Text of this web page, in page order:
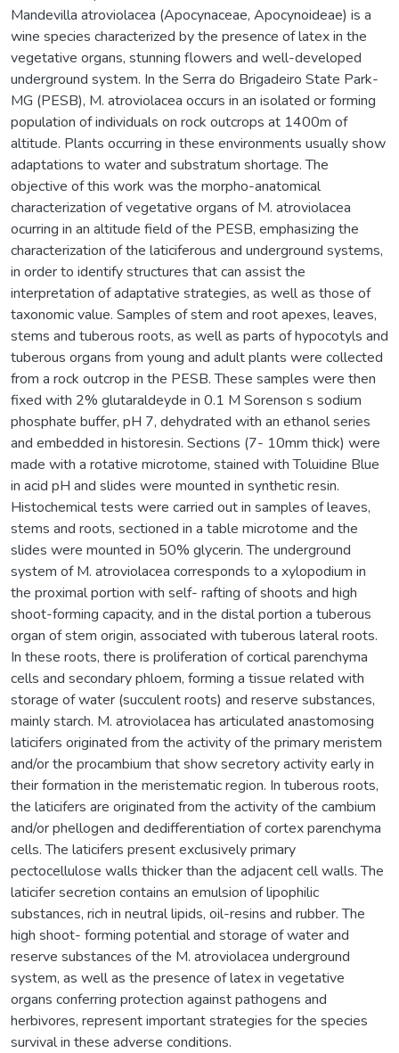
Mandevilla atroviolacea (Apocynaceae, Apocynoideae) is a
wine species characterized by the presence of latex in the
vegetative organs, stunning flowers and well-developed
underground system. In the Serra do Brigadeiro State Park-
MG (PESB), M. atroviolacea occurs in an isolated or forming
population of individuals on rock outcrops at 1400m of
altitude. Plants occurring in these environments usually show
adaptations to water and substratum shortage. The
objective of this work was the morpho-anatomical
characterization of vegetative organs of M. atroviolacea
ocurring in an altitude field of the PESB, emphasizing the
characterization of the laticiferous and underground systems,
in order to identify structures that can assist the
interpretation of adaptative strategies, as well as those of
taxonomic value. Samples of stem and root apexes, leaves,
stems and tuberous roots, as well as parts of hypocotyls and
tuberous organs from young and adult plants were collected
from a rock outcrop in the PESB. These samples were then
fixed with 2% glutaraldeyde in 0.1 M Sorenson s sodium
phosphate buffer, pH 7, dehydrated with an ethanol series
and embedded in historesin. Sections (7- 10mm thick) were
made with a rotative microtome, stained with Toluidine Blue
in acid pH and slides were mounted in synthetic resin.
Histochemical tests were carried out in samples of leaves,
stems and roots, sectioned in a table microtome and the
slides were mounted in 50% glycerin. The underground
system of M. atroviolacea corresponds to a xylopodium in
the proximal portion with self- rafting of shoots and high
shoot-forming capacity, and in the distal portion a tuberous
organ of stem origin, associated with tuberous lateral roots.
In these roots, there is proliferation of cortical parenchyma
cells and secondary phloem, forming a tissue related with
storage of water (succulent roots) and reserve substances,
mainly starch. M. atroviolacea has articulated anastomosing
laticifers originated from the activity of the primary meristem
and/or the procambium that show secretory activity early in
their formation in the meristematic region. In tuberous roots,
the laticifers are originated from the activity of the cambium
and/or phellogen and dedifferentiation of cortex parenchyma
cells. The laticifers present exclusively primary
pectocellulose walls thicker than the adjacent cell walls. The
laticifer secretion contains an emulsion of lipophilic
substances, rich in neutral lipids, oil-resins and rubber. The
high shoot- forming potential and storage of water and
reserve substances of the M. atroviolacea underground
system, as well as the presence of latex in vegetative
organs conferring protection against pathogens and
herbivores, represent important strategies for the species
survival in these adverse conditions.